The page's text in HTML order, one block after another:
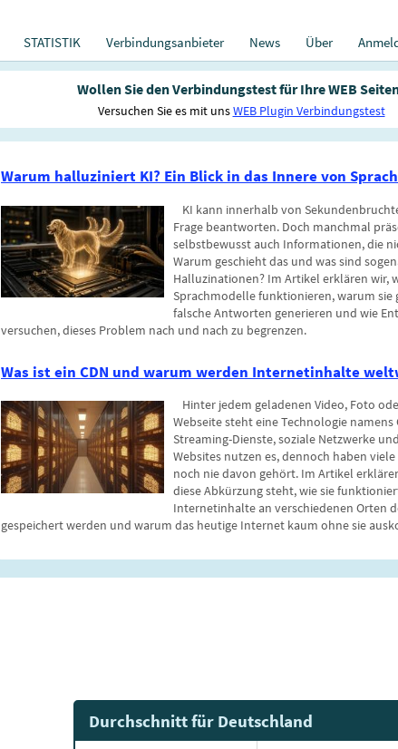
STATISTIK Verbindungsanbieter News Über
Wollen Sie den Verbindungstest für Ihre WEB
Versuchen Sie es mit unsWEB Plugin Verbindungstest
Warum halluziniert KI? Ein Blick in das Innere von
KI kann innerhalb von
Frage beantworten. Doch manchmal
selbstbewusst auch Informationen, die
Warum geschieht das und was sind
Halluzinationen? Im Artikel erklären wir,
Sprachmodelle funktionieren, warum sie
falsche Antworten generieren und wie
versuchen, dieses Problem nach und nach zu begrenzen.
Was ist ein CDN und warum werden Internetinhalte
Hinter jedem geladenen Video, Foto
Webseite steht eine Technologie namens
Streaming-Dienste, soziale Netzwerke
Websites nutzen es, dennoch haben viele
noch nie davon gehört. Im Artikel
diese Abkürzung steht, wie sie
Internetinhalte an verschiedenen Orten
gespeichert werden und warum das heutige Internet kaum ohne sie
Durchschnitt für Deutschland